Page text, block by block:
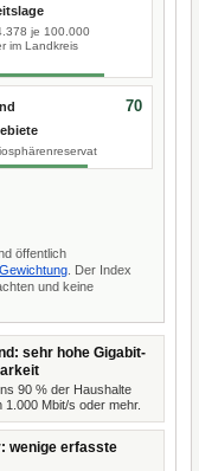
je 100.000
im Landkreis
70
öffentlich
. Der Index
und keine
sehr hohe Gigabit-
90 % der Haushalte
1.000 Mbit/s oder mehr.
wenige erfasste